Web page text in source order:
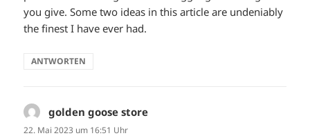
you give. Some two ideas in this article are undeniably
the finest I have ever had.
ANTWORTEN
golden goose store
22. Mai 2023 um 16:51 Uhr